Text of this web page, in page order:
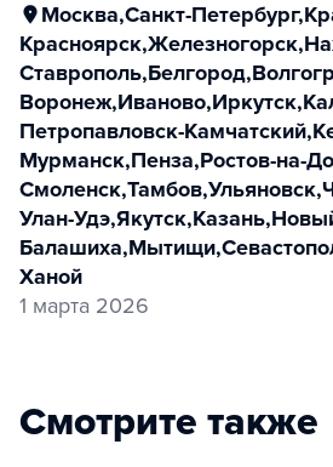
Москва,Санкт-Петербург,
Красноярск,Железногорск,
Ставрополь,Белгород,
Воронеж,Иваново,Иркутск,
Петропавловск-Камчатский,
Мурманск,Пенза,Ростов-на-
Смоленск,Тамбов,Ульяновск,
Улан-Удэ,Якутск,Казань,
Балашиха,Мытищи,
Ханой
1 марта 2026
Смотрите также